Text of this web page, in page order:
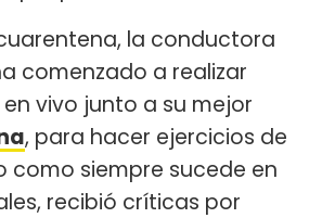
la conductora
comenzado a realizar
vivo junto a su mejor
, para hacer ejercicios de
como siempre sucede en
recibió críticas por